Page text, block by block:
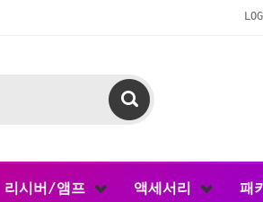
리시버/앰프 액세서리 패